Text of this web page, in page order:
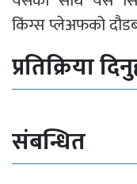
किंग्स प्लेअफको
प्रतिक्रिया
संबन्धित